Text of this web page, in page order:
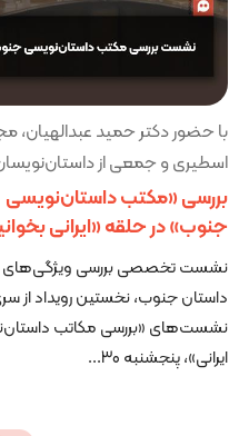
با حضور دکتر حمید عبدالهیان،
اسطیری و جمعی از
بررسی «مکتب داستان‌نویسی
جنوب» در حلقه «ایرانی
نشست تخصصی بررسی
داستان جنوب، نخستین رویداد از
نشست‌های «بررسی مکاتب
ایرانی»، پنجشنبه 30...